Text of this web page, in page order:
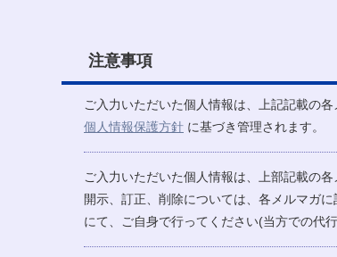
注意事項
ご入力いただいた個人情報は、上記記載の
個人情報保護方針 に基づき管理されます。
ご入力いただいた個人情報は、上部記載の
開示、訂正、削除については、各メルマガ
にて、ご自身で行ってください(当方での代